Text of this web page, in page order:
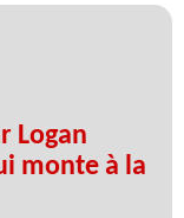
Logan
monte à la